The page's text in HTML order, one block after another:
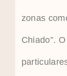
zonas
Chiado”.